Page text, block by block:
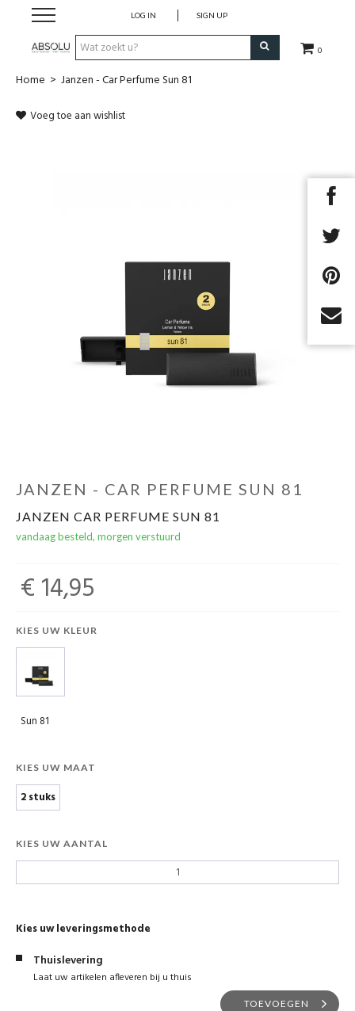
0
LOG IN SIGN UP
Webshop Dames
Cadeaubon
Home > Janzen - Car Perfume Sun 81
Voeg toe aan wishlist
JANZEN - CAR PERFUME SUN 81
JANZEN CAR PERFUME SUN 81
vandaag besteld, morgen verstuurd
€ 14,95
KIES UW KLEUR
Sun 81
KIES UW MAAT
2 stuks
KIES UW AANTAL
Kies uw leveringsmethode
Thuislevering
Laat uw artikelen afleveren bij u thuis
TOEVOEGEN